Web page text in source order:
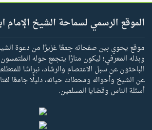
الموقع الرسمي لسماحة الشيخ الإمام
موقع يحوي بين صفحاته جمعًا غزيرًا من دعوة
وبذله المعرفي؛ ليكون منارًا يتجمع حوله
الباحثون عن سبل الاعتصام والرشاد، نبراسًا
عن الشيخ وأحواله ومحطات حياته، دليلًا جامعًا
أسئلة الناس وقضايا المسلمين.